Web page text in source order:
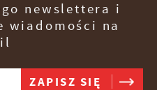
newslettera i
wiadomości na